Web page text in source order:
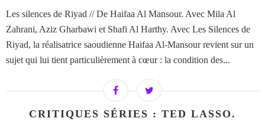
Les silences de Riyad // De Haifaa Al Mansour. Avec Mila Al
Zahrani, Aziz Gharbawi et Shafi Al Harthy. Avec Les Silences de
Riyad, la réalisatrice saoudienne Haifaa Al-Mansour revient sur un
sujet qui lui tient particulièrement à cœur : la condition des...
CRITIQUES SÉRIES : TED LASSO.